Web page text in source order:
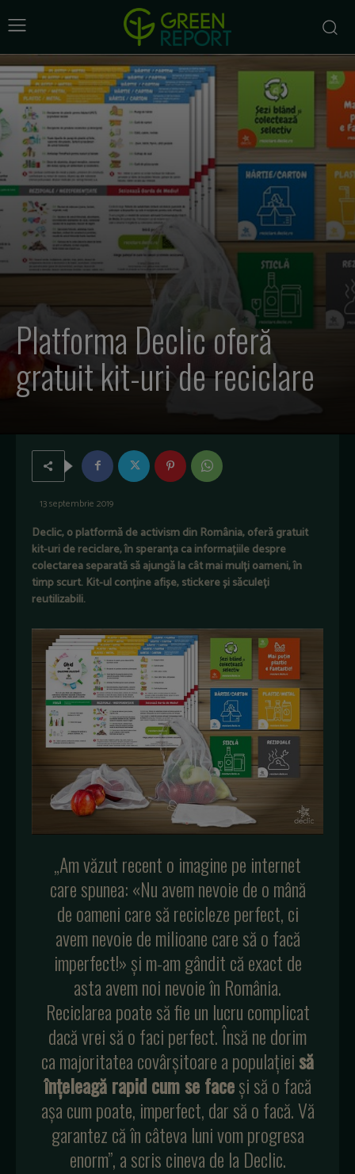
Platforma Declic oferă
gratuit kit-uri de reciclare
13 septembrie 2019
Declic, o platformă de activism din România, oferă gratuit
kit-uri de reciclare, în speranța ca informațiile despre
colectarea separată să ajungă la cât mai mulți oameni, în
timp scurt. Kit-ul conține afișe, stickere și săculeți
reutilizabili.
„Am văzut recent o imagine pe internet
care spunea: «Nu avem nevoie de o mână
de oameni care să recicleze perfect, ci
avem nevoie de milioane care să o facă
imperfect!» și m-am gândit că exact de
asta avem noi nevoie în România.
Reciclarea poate să fie un lucru complicat
dacă vrei să o faci perfect. Însă ne dorim
ca majoritatea covârșitoare a populațieisă
înțeleagă rapid cum se faceși să o facă
așa cum poate, imperfect, dar să o facă. Vă
garantez că în câteva luni vom progresa
enorm”, a scris cineva de la Declic.